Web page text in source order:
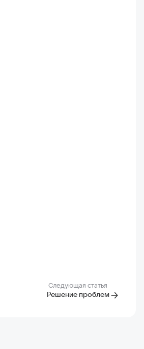
Следующая статья
Решение проблем